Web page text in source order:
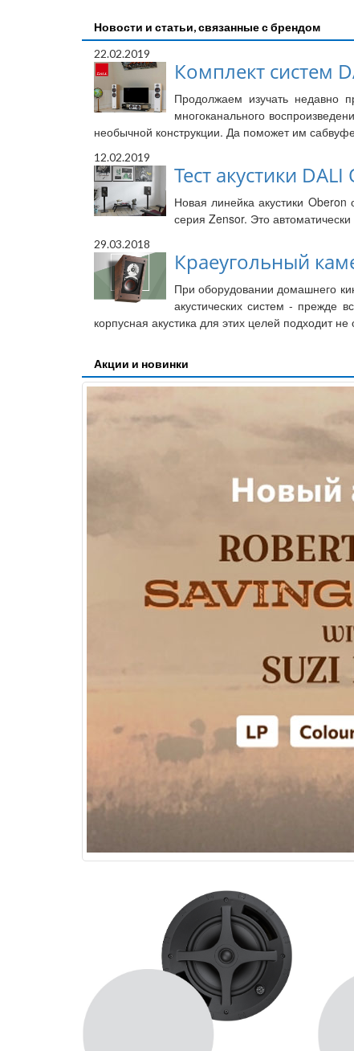
Новости и статьи, связанные с брендом
22.02.2019
Комплект систем
Продолжаем изучать недавно
многоканального
необычной конструкции. Да поможет им
12.02.2019
Тест акустики
Новая линейка акустики
серия Zensor. Это
29.03.2018
Краеугольный
При оборудовании домашнего
акустических систем - прежде
корпусная акустика для этих целей подходит
Акции и новинки